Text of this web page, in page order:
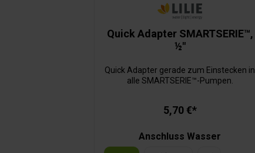
Quick Adapter SMARTSERIE™,
½"
Quick Adapter gerade zum Einstecken in
alle SMARTSERIE™-Pumpen.
5,70 €*
Anschluss Wasser